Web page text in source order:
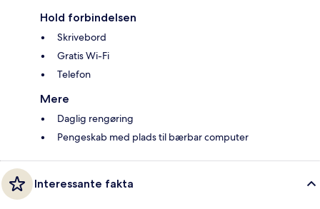
Hold forbindelsen
Skrivebord
Gratis Wi-Fi
Telefon
Mere
Daglig rengøring
Pengeskab med plads til bærbar computer
Interessante fakta